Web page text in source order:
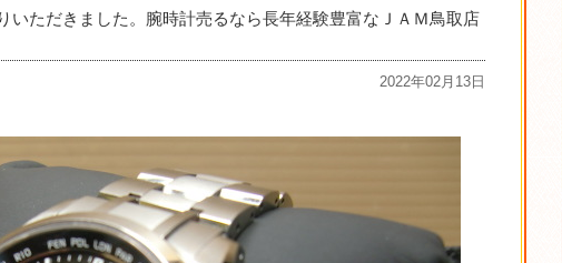
いただきました。腕時計売るなら長年経験豊富なＪＡＭ鳥取店
2022年02月13日